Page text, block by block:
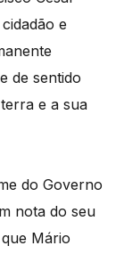
e
de sentido
e a sua
do Governo
nota do seu
Mário